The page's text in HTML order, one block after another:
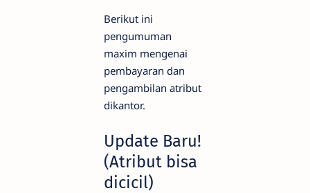
Berikut ini
pengumuman
maxim mengenai
pembayaran dan
pengambilan atribut
dikantor.
Update Baru!
(Atribut bisa
dicicil)